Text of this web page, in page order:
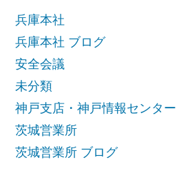
ブ
兵庫本社
兵庫本社 ブログ
安全会議
未分類
神戸支店・神戸情報センター
茨城営業所
茨城営業所 ブログ